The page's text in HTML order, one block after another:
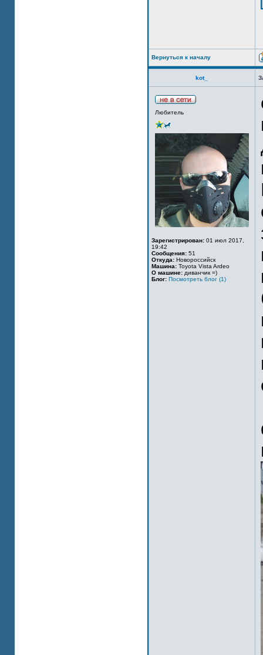
Вернуться к началу
kot_
Любитель
Зарегистрирован: 01 июл 2017,
19:42
Сообщения: 51
Откуда: Новороссийск
Машина: Toyota Vista Ardeo
О машине: диванчик =)
Блог: Посмотреть блог (1)